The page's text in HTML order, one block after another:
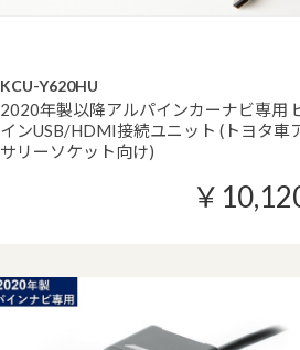
KCU-Y620HU
2020年製以降アルパインカーナビ専用
インUSB/HDMI接続ユニット (トヨタ車
サリーソケット向け)
￥